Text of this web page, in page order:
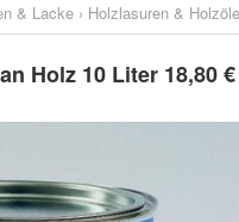
& Lacke › Holzlasuren & Holzöle
Holz 10 Liter 18,80